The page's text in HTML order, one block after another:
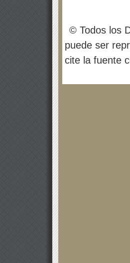
© Todos los
puede ser
cite la fuente